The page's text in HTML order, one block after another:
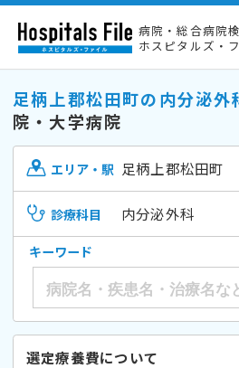
病院・総合病院
ホスピタルズ・
足柄上郡松田町の内分泌外
院・大学病院
エリア・駅 足柄上郡松田町
診療科目 内分泌外科
キーワード
選定療養費について